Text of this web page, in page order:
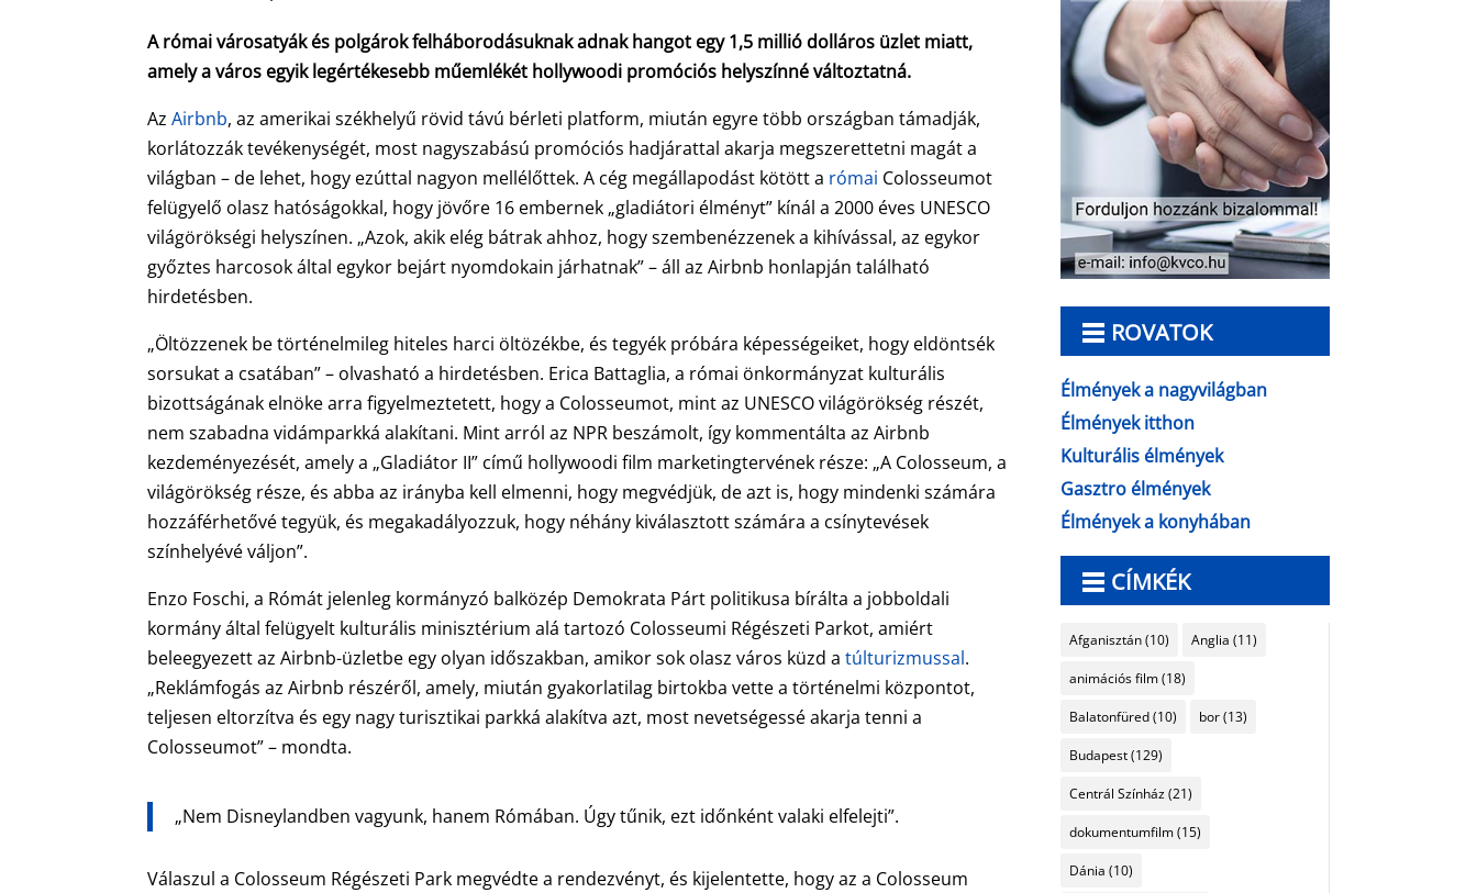
A római városatyák és polgárok felháborodásuknak adnak hangot egy 1,5 millió dolláros üzlet miatt,
amely a város egyik legértékesebb műemlékét hollywoodi promóciós helyszínné változtatná.
AzAirbnb, az amerikai székhelyű rövid távú bérleti platform, miután egyre több országban támadják,
korlátozzák tevékenységét, most nagyszabású promóciós hadjárattal akarja megszerettetni magát a
világban – de lehet, hogy ezúttal nagyon mellélőttek. A cég megállapodást kötött a római Colosseumot
felügyelő olasz hatóságokkal, hogy jövőre 16 embernek „gladiátori élményt” kínál a 2000 éves UNESCO
világörökségi helyszínen. „Azok, akik elég bátrak ahhoz, hogy szembenézzenek a kihívással, az egykor
győztes harcosok által egykor bejárt nyomdokain járhatnak” – áll az Airbnb honlapján található
hirdetésben.
„Öltözzenek be történelmileg hiteles harci öltözékbe, és tegyék próbára képességeiket, hogy eldöntsék
sorsukat a csatában” – olvasható a hirdetésben. Erica Battaglia, a római önkormányzat kulturális
bizottságának elnöke arra figyelmeztetett, hogy a Colosseumot, mint az UNESCO világörökség részét,
nem szabadna vidámparkká alakítani. Mint arról az NPR beszámolt, így kommentálta az Airbnb
kezdeményezését, amely a „Gladiátor II” című hollywoodi film marketingtervének része: „A Colosseum, a
világörökség része, és abba az irányba kell elmenni, hogy megvédjük, de azt is, hogy mindenki számára
hozzáférhetővé tegyük, és megakadályozzuk, hogy néhány kiválasztott számára a csínytevések
színhelyévé váljon”.
Enzo Foschi, a Rómát jelenleg kormányzó balközép Demokrata Párt politikusa bírálta a jobboldali
kormány által felügyelt kulturális minisztérium alá tartozó Colosseumi Régészeti Parkot, amiért
beleegyezett az Airbnb-üzletbe egy olyan időszakban, amikor sok olasz város küzd atúlturizmussal.
„Reklámfogás az Airbnb részéről, amely, miután gyakorlatilag birtokba vette a történelmi központot,
teljesen eltorzítva és egy nagy turisztikai parkká alakítva azt, most nevetségessé akarja tenni a
Colosseumot” – mondta.
„Nem Disneylandben vagyunk, hanem Rómában. Úgy tűnik, ezt időnként valaki elfelejti”.
Válaszul a Colosseum Régészeti Park megvédte a rendezvényt, és kijelentette, hogy az a Colosseum
ROVATOK
Élmények a nagyvilágban
Élmények itthon
Kulturális élmények
Gasztro élmények
Élmények a konyhában
CÍMKÉK
Afganisztán(10) Anglia (11)
animációs film(18)
Balatonfüred(10) bor(13)
Budapest(129)
Centrál Színház(21)
dokumentumfilm(15)
Dánia (10)